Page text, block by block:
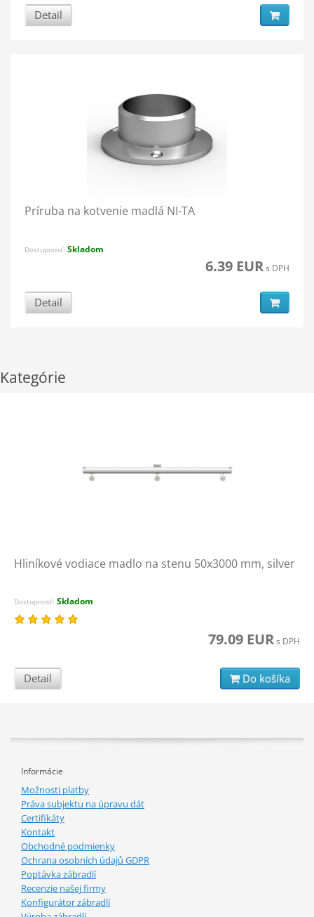
Detail
Príruba na kotvenie madlá NI-TA
Dostupnosť: Skladom
6.39 EURs DPH
Detail
Kategórie
Hliníkové vodiace madlo na stenu 50x3000 mm, silver
Dostupnosť: Skladom
79.09 EURs DPH
Detail Do košíka
Informácie
Možnosti platby
Práva subjektu na úpravu dát
Certifikáty
Kontakt
Obchodné podmienky
Ochrana osobních údajů GDPR
Poptávka zábradlí
Recenzie našej firmy
Konfigurátor zábradlí